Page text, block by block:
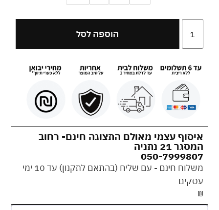
הוספה לסל
איסוף עצמי מאולם התצוגה חינם- רחוב
המסגר 21 נתניה
050-7999807
משלוח חינם - עם שליח (בהתאם לתקנון) עד 10 ימי
עסקים
₪